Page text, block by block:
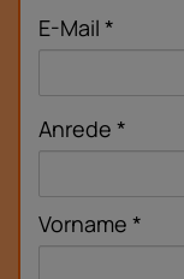
E-Mail
Anrede
Vorname